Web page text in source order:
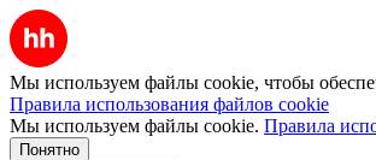
Мы используем файлы cookie, чтобы
Правила использования файлов cookie
Мы используем файлы cookie. Правила
Понятно